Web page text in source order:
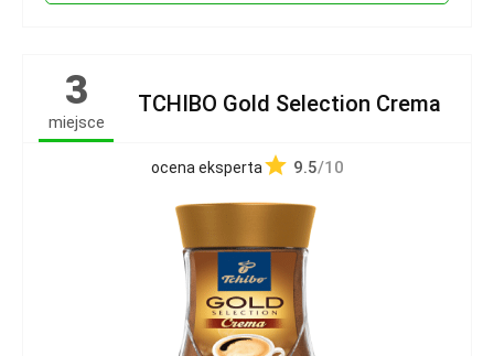
3
miejsce
TCHIBO Gold Selection Crema
ocena eksperta 9.5/10